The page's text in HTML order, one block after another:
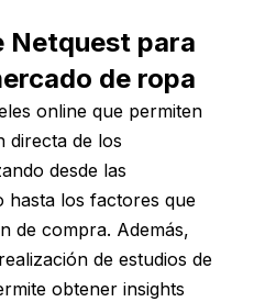
Netquest para
de ropa
online que permiten
directa de los
desde las
hasta los factores que
de compra. Además,
de estudios de
obtener insights